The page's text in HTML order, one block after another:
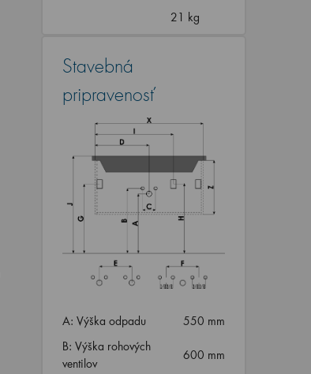
21 kg
Stavebná
pripravenosť
A: Výška odpadu
550 mm
B: Výška rohových
ventilov
600 mm